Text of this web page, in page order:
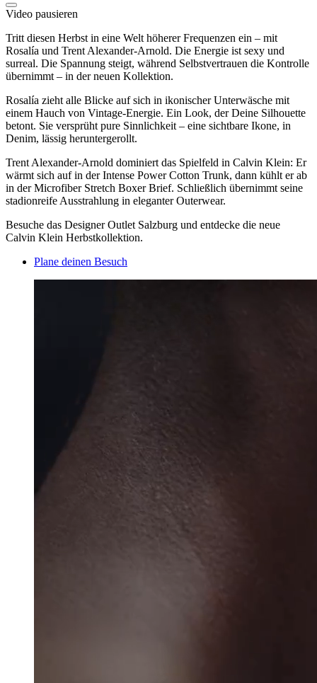
Video pausieren
Tritt diesen Herbst in eine Welt höherer Frequenzen ein – mit
Rosalía und Trent Alexander-Arnold. Die Energie ist sexy und
surreal. Die Spannung steigt, während Selbstvertrauen die Kontrolle
übernimmt – in der neuen Kollektion.
Rosalía zieht alle Blicke auf sich in ikonischer Unterwäsche mit
einem Hauch von Vintage-Energie. Ein Look, der Deine Silhouette
betont. Sie versprüht pure Sinnlichkeit – eine sichtbare Ikone, in
Denim, lässig heruntergerollt.
Trent Alexander-Arnold dominiert das Spielfeld in Calvin Klein: Er
wärmt sich auf in der Intense Power Cotton Trunk, dann kühlt er ab
in der Microfiber Stretch Boxer Brief. Schließlich übernimmt seine
stadionreife Ausstrahlung in eleganter Outerwear.
Besuche das Designer Outlet Salzburg und entdecke die neue
Calvin Klein Herbstkollektion.
Plane deinen Besuch